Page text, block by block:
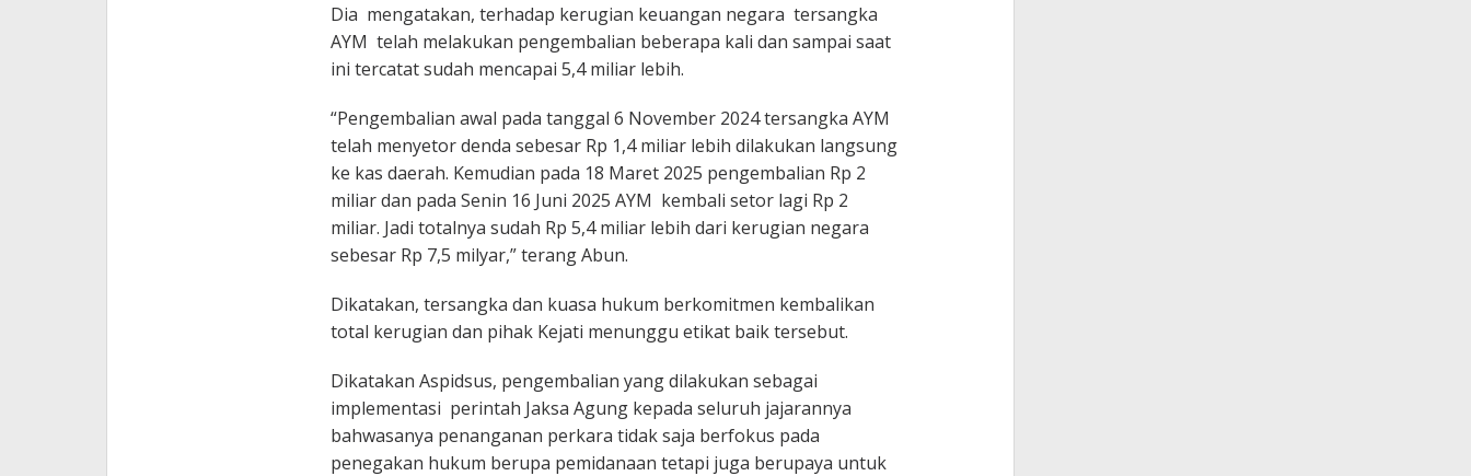
Dia mengatakan, terhadap kerugian keuangan negara tersangka
AYM telah melakukan pengembalian beberapa kali dan sampai saat
ini tercatat sudah mencapai 5,4 miliar lebih.
“Pengembalian awal pada tanggal 6 November 2024 tersangka AYM
telah menyetor denda sebesar Rp 1,4 miliar lebih dilakukan langsung
ke kas daerah. Kemudian pada 18 Maret 2025 pengembalian Rp 2
miliar dan pada Senin 16 Juni 2025 AYM kembali setor lagi Rp 2
miliar. Jadi totalnya sudah Rp 5,4 miliar lebih dari kerugian negara
sebesar Rp 7,5 milyar,” terang Abun.
Dikatakan, tersangka dan kuasa hukum berkomitmen kembalikan
total kerugian dan pihak Kejati menunggu etikat baik tersebut.
Dikatakan Aspidsus, pengembalian yang dilakukan sebagai
implementasi perintah Jaksa Agung kepada seluruh jajarannya
bahwasanya penanganan perkara tidak saja berfokus pada
penegakan hukum berupa pemidanaan tetapi juga berupaya untuk